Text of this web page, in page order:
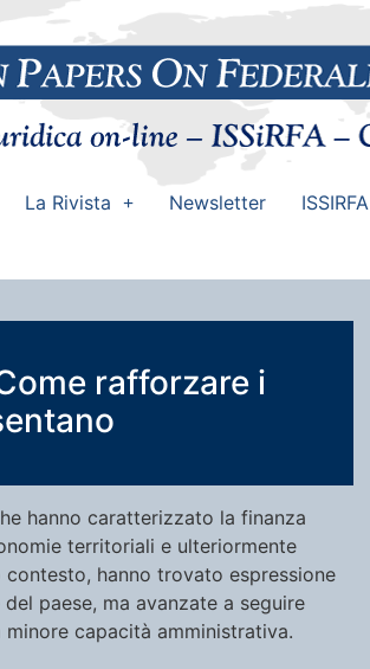
La Rivista Newsletter ISSIRFA
rafforzare i
hanno caratterizzato la finanza
territoriali e ulteriormente
hanno trovato espressione
paese, ma avanzate a seguire
capacità amministrativa.